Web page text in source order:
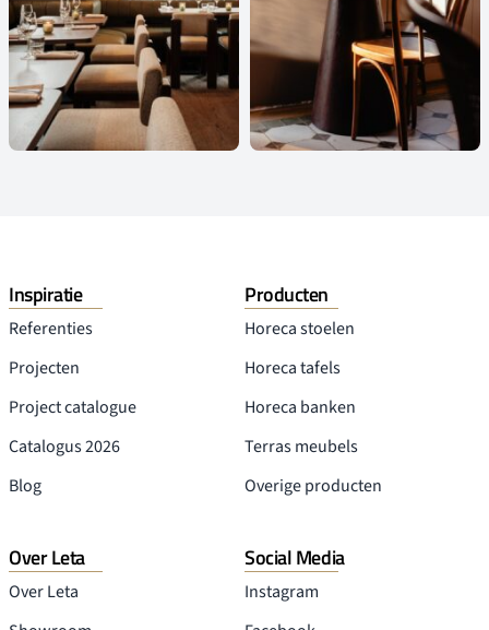
Inspiratie
Referenties
Projecten
Project catalogue
Catalogus 2026
Blog
Producten
Horeca stoelen
Horeca tafels
Horeca banken
Terras meubels
Overige producten
Over Leta
Over Leta
Social Media
Instagram